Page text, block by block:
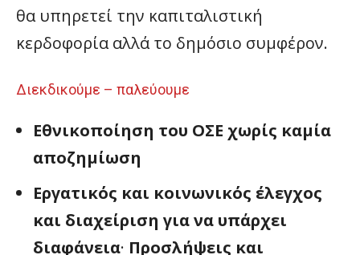
θα υπηρετεί την καπιταλιστική
κερδοφορία αλλά το δημόσιο συμφέρον.
Διεκδικούμε – παλεύουμε
Εθνικοποίηση του ΟΣΕ χωρίς καμία
αποζημίωση
Εργατικός και κοινωνικός έλεγχος
και διαχείριση για να υπάρχει
διαφάνεια· Προσλήψεις και